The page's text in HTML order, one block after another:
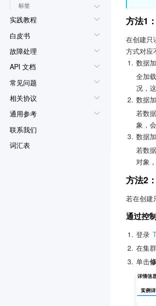
标签
实践教程
白皮书
故障处理
API 文档
常见问题
相关协议
通用参考
联系我们
词汇表
方法1
在创建只
方式对应
1. 数据
全加
况，
2. 数据
若数
象，
3. 数据
若数
对象
方法2
若在创建
通过控
1. 登录
2. 在集
3. 单击